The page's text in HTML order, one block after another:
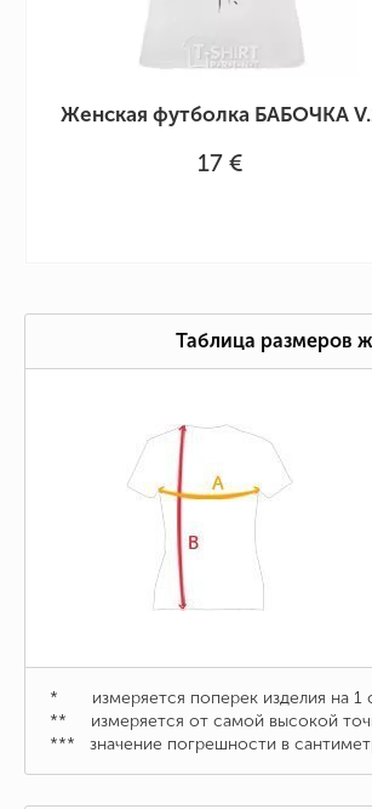
Женская футболка БАБОЧКА
17 €
Таблица размеров
* измеряется поперек изделия на 1
** измеряется от самой высокой
*** значение погрешности в